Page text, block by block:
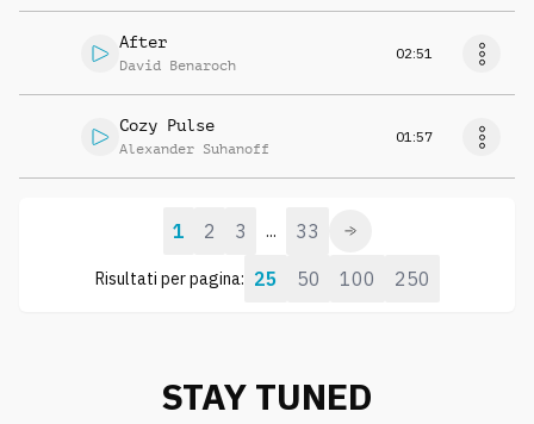
After
David Benaroch
02:51
Cozy Pulse
Alexander Suhanoff
01:57
Risultati per pagina: 25 50 100 250
1 2 3 ... 33
STAY TUNED